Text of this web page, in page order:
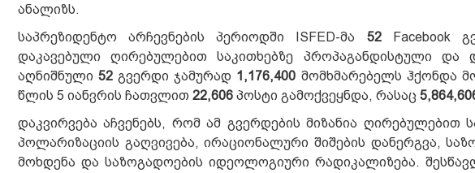
ანალიზს.
საპრეზიდენტო არჩევნების პერიოდში ISFED-მა 52Facebook
დაკავებული ღირებულებით საკითხებზე პროპაგანდისტული და
აღნიშნული52 გვერდი ჯამურად 1,176,400 მომხმარებელს ჰქონდა
წლის 5 იანვრის ჩათვლით 22,606 პოსტი გამოქვეყნდა, რასაც
დაკვირვება აჩვენებს, რომ ამ გვერდების მიზანია ღირებულებით
პოლარიზაციის გაღვივება, ირაციონალური შიშების დანერგვა,
მოხდენა და საზოგადოების იდეოლოგიური რადიკალიზება.